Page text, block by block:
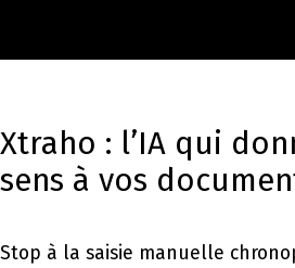
Xtraho : l’IA qui
sens à vos
Stop à la saisie manuelle